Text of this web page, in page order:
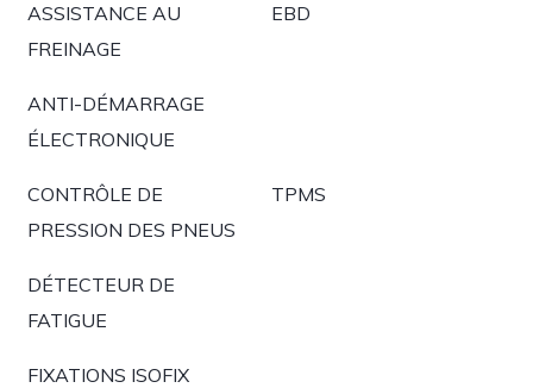
ASSISTANCE AU
FREINAGE
EBD
ANTI-DÉMARRAGE
ÉLECTRONIQUE
CONTRÔLE DE
PRESSION DES PNEUS
TPMS
DÉTECTEUR DE
FATIGUE
FIXATIONS ISOFIX